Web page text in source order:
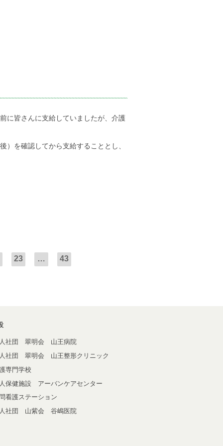
に皆さんに支給していましたが、介護
）を確認してから支給することとし、
23 … 43
社団 翠明会 山王病院
社団 翠明会 山王整形クリニック
専門学校
保健施設 アーバンケアセンター
看護ステーション
社団 山紫会 谷嶋医院